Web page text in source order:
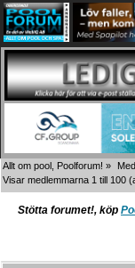
Allt om pool, Poolforum! »
Visar medlemmarna 1 till 100
Stötta forumet!, köp